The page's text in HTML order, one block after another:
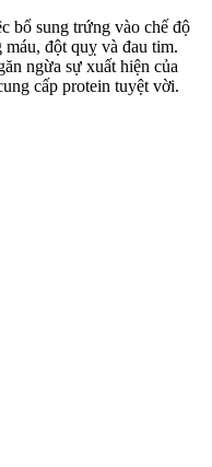
bổ sung trứng vào chế độ
đột quỵ và đau tim.
ngừa sự xuất hiện của
cấp protein tuyệt vời.